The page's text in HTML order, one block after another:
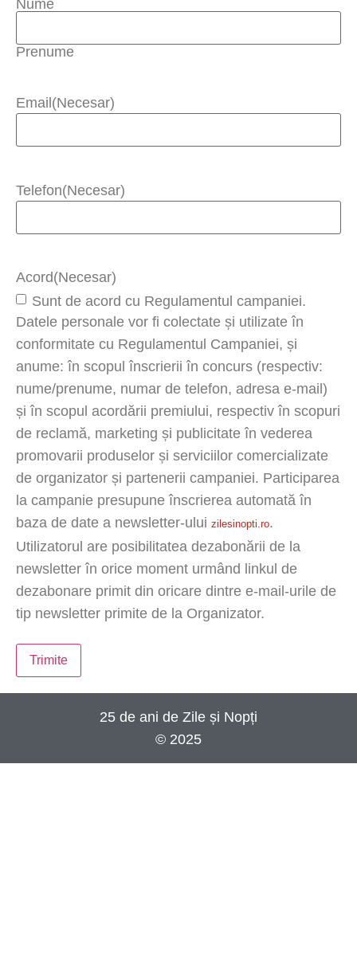
Nume
Prenume
Email (Necesar)
Telefon(Necesar)
Acord(Necesar)
Sunt de acord cu Regulamentul campaniei.
Datele personale vor fi colectate și utilizate în
conformitate cu Regulamentul Campaniei, și
anume: în scopul înscrierii în concurs (respectiv:
nume/prenume, numar de telefon, adresa e-mail)
și în scopul acordării premiului, respectiv în scopuri
de reclamă, marketing și publicitate în vederea
promovarii produselor și serviciilor comercializate
de organizator și partenerii campaniei. Participarea
la campanie presupune înscrierea automată în
baza de date a newsletter-ului zilesinopti.ro.
Utilizatorul are posibilitatea dezabonării de la
newsletter în orice moment urmând linkul de
dezabonare primit din oricare dintre e-mail-urile de
tip newsletter primite de la Organizator.
25 de ani de Zile și Nopți
© 2025